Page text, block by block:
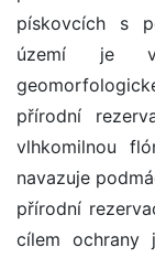
pískovcích s
území je
přírodní
vlhkomilnou
navazuje
přírodní
cílem ochrany